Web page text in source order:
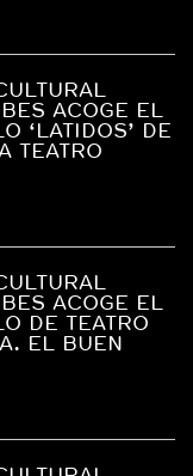
ACOGE EL
‘LATIDOS’ DE
TEATRO
ACOGE EL
DE TEATRO
EL BUEN